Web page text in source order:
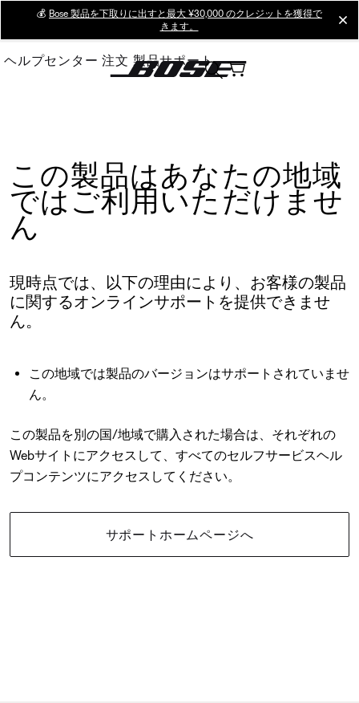
Main
💰 Bose 製品を下取りに出すと最大 ¥30,000 のクレジットを獲得で
きます。
ヘルプセンター 注文 製品サポート
この製品はあなたの地域
ではご利用いただけませ
ん
現時点では、以下の理由により、お客様の製品
に関するオンラインサポートを提供できませ
ん。
この地域では製品のバージョンはサポートされていませ
ん。
この製品を別の国/地域で購入された場合は、それぞれの
Webサイトにアクセスして、すべてのセルフサービスヘル
プコンテンツにアクセスしてください。
サポートホームページへ